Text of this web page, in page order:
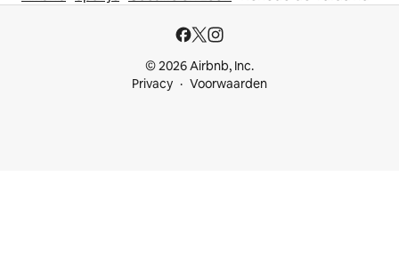
© 2026 Airbnb, Inc.
Privacy
Voorwaarden